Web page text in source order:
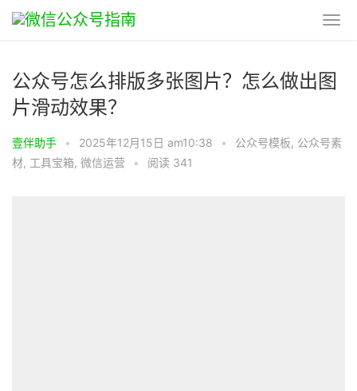
公众号怎么排版多张图片？怎么做出图
片滑动效果？
壹伴助手 • 2025年12月15日 am10:38 • 公众号模板, 公众号素
材, 工具宝箱, 微信运营 • 阅读 341